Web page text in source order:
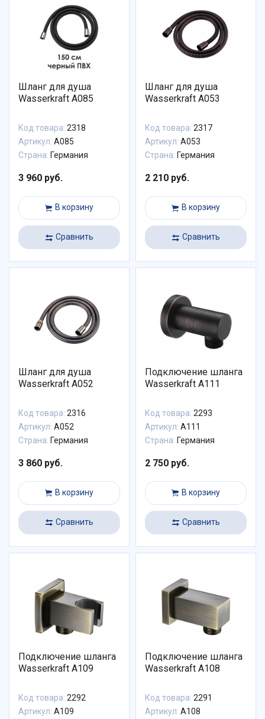
Шланг для душа
Wasserkraft A085
Код товара: 2318
Артикул: A085
Страна: Германия
3 960 руб.
В корзину
Сравнить
Шланг для душа
Wasserkraft A053
Код товара: 2317
Артикул: A053
Страна: Германия
2 210 руб.
В корзину
Сравнить
Шланг для душа
Wasserkraft A052
Код товара: 2316
Артикул: A052
Страна: Германия
3 860 руб.
В корзину
Сравнить
Подключение шланга
Wasserkraft A111
Код товара: 2293
Артикул: A111
Страна: Германия
2 750 руб.
В корзину
Сравнить
Подключение шланга
Wasserkraft A109
Код товара: 2292
Артикул: A109
Подключение шланга
Wasserkraft A108
Код товара: 2291
Артикул: A108